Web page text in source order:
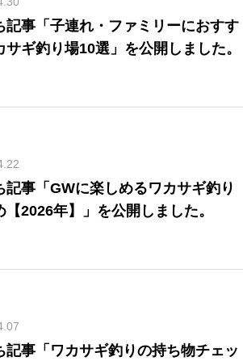
記事「子連れ・ファミリーにおすす
サギ釣り場10選」を公開しました。
記事「GWに楽しめるワカサギ釣り
【2026年】」を公開しました。
記事「ワカサギ釣りの持ち物チェッ